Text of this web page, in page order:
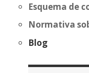
Esquema de
Normativa
Blog